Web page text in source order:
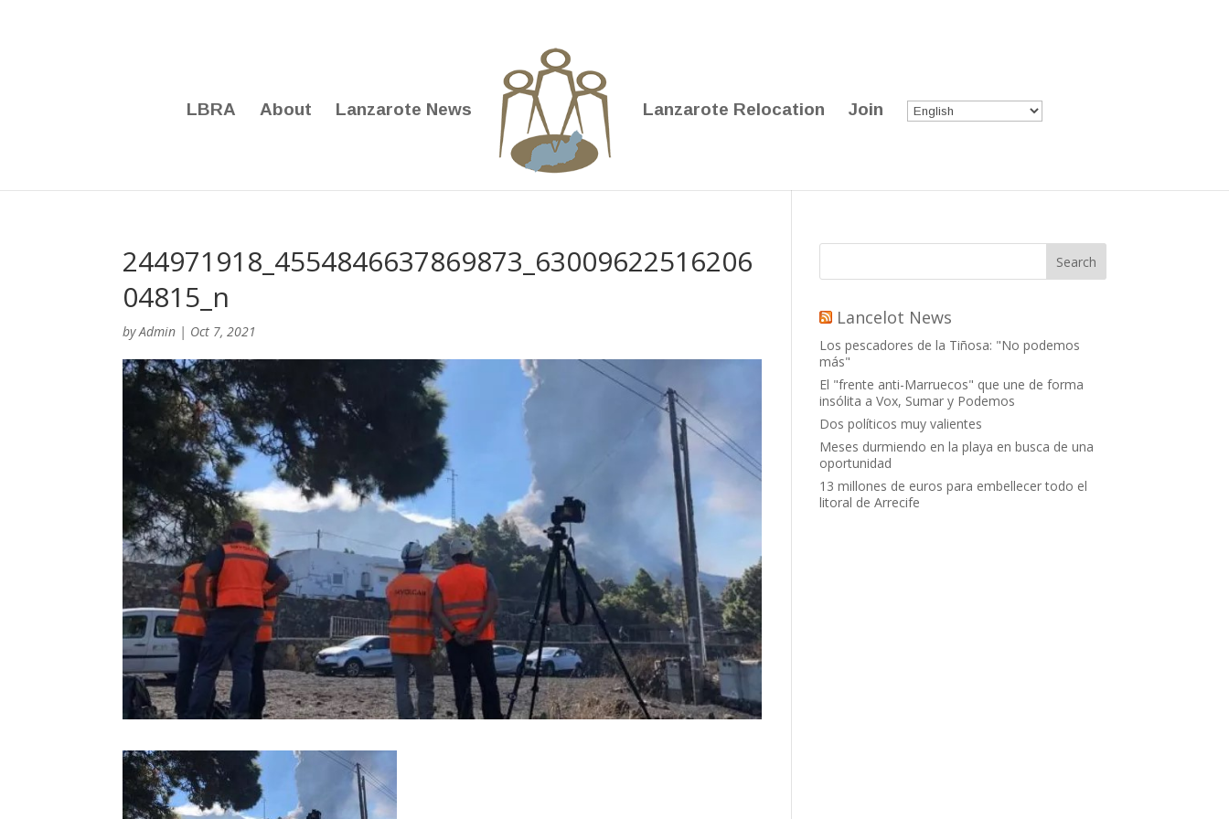
LBRA About Lanzarote News Lanzarote Relocation Join
244971918_4554846637869873_63009622516206
04815_n
byAdmin | Oct 7, 2021
Lancelot News
Los pescadores de la Tiñosa: "No podemos
más"
El "frente anti-Marruecos" que une de forma
insólita a Vox, Sumar y Podemos
Dos políticos muy valientes
Meses durmiendo en la playa en busca de una
oportunidad
13 millones de euros para embellecer todo el
litoral de Arrecife